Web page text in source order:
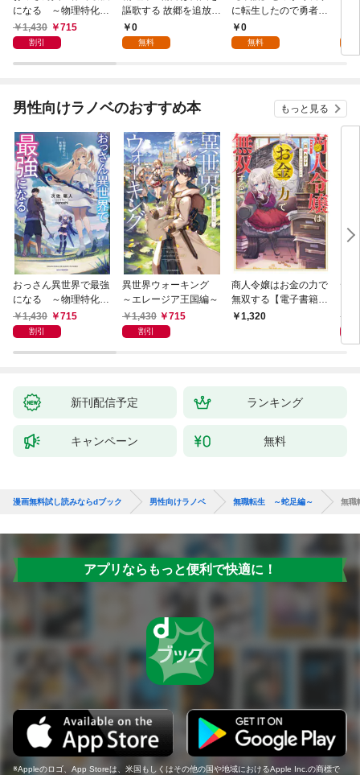
になる ～物理特化の
覚醒者～
1,430 715
割引
謳歌する 故郷を追放さ
れたら、魔王のお膝元
で超絶効果のマジック
0
無料
に転生したので勇者は
目指しません【第1
話】
0
無料
男性向けラノベのおすすめ本 もっと見る
おっさん異世界で最強
になる ～物理特化の
覚醒者～
1,430 715
割引
異世界ウォーキング
～エレージア王国編～
1,430
715
割引
商人令嬢はお金の力で
無双する【電子書籍限
定書き下ろしSS付
1,320
デ
新刊配信予定 ランキング
キャンペーン 無料
漫画無料試し読みならdブック 男性向けラノベ 無職転生 ～蛇足編～ 無職
アプリならもっと便利で快適に！
Appleのロゴ、App Storeは、米国もしくはその他の国や地域におけるApple Inc.の商標で